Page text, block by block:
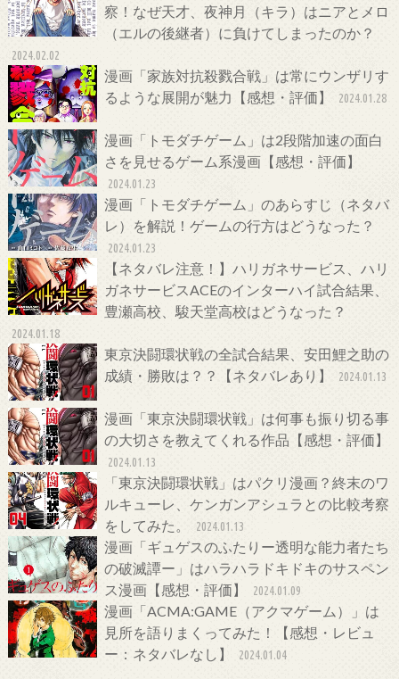
察！なぜ天才、夜神月（キラ）はニアとメロ
（エルの後継者）に負けてしまったのか？
2024.02.02
漫画「家族対抗殺戮合戦」は常にウンザリす
るような展開が魅力【感想・評価】
2024.01.28
漫画「トモダチゲーム」は2段階加速の面白
さを見せるゲーム系漫画【感想・評価】
2024.01.23
漫画「トモダチゲーム」のあらすじ（ネタバ
レ）を解説！ゲームの行方はどうなった？
2024.01.23
【ネタバレ注意！】ハリガネサービス、ハリ
ガネサービスACEのインターハイ試合結果、
豊瀬高校、駿天堂高校はどうなった？
2024.01.18
東京決闘環状戦の全試合結果、安田鯉之助の
成績・勝敗は？？【ネタバレあり】
2024.01.13
漫画「東京決闘環状戦」は何事も振り切る事
の大切さを教えてくれる作品【感想・評価】
2024.01.13
「東京決闘環状戦」はパクリ漫画？終末のワ
ルキューレ、ケンガンアシュラとの比較考察
をしてみた。
2024.01.13
漫画「ギュゲスのふたりー透明な能力者たち
の破滅譚ー」はハラハラドキドキのサスペン
ス漫画【感想・評価】
2024.01.09
漫画「ACMA:GAME（アクマゲーム）」は
見所を語りまくってみた！【感想・レビュ
ー：ネタバレなし】
2024.01.04